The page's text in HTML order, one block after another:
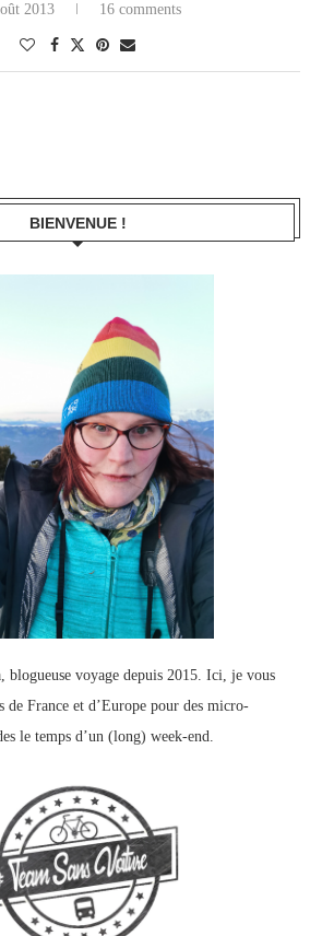
2013 16 comments
BIENVENUE !
blogueuse voyage depuis 2015. Ici, je vous
de France et d’Europe pour des micro-
le temps d’un (long) week-end.